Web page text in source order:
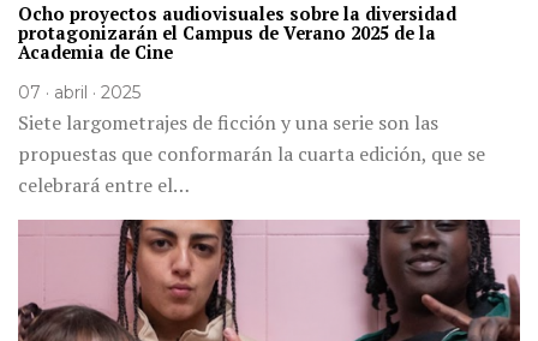
Ocho proyectos audiovisuales sobre la diversidad
protagonizarán el Campus de Verano 2025 de la
Academia de Cine
07 · abril · 2025
Siete largometrajes de ficción y una serie son las
propuestas que conformarán la cuarta edición, que se
celebrará entre el…